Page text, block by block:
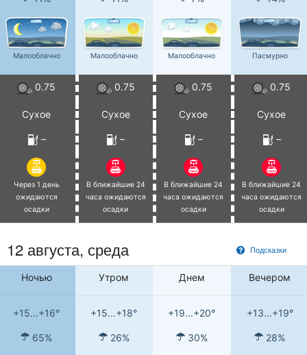
Малооблачно Малооблачно Малооблачно Пасмурно
0.75 0.75 0.75 0.75
Сухое Сухое Сухое Сухое
– – – –
Через 1 день
ожидаются
осадки
В ближайшие 24
часа ожидаются
осадки
В ближайшие 24
часа ожидаются
осадки
В ближайшие 24
часа ожидаются
осадки
Подсказки
12 августа, среда
Ночью Утром Днем Вечером
+15...+16° +15...+18° +19...+20° +13...+19°
65% 26% 30% 28%